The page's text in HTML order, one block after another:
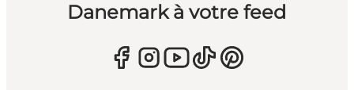
Danemark à votre feed